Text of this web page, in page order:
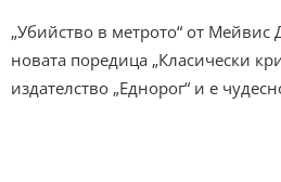
„Убийство в метрото“ от Мейвис
новата поредица „Класически
издателство „Еднорог“ и е